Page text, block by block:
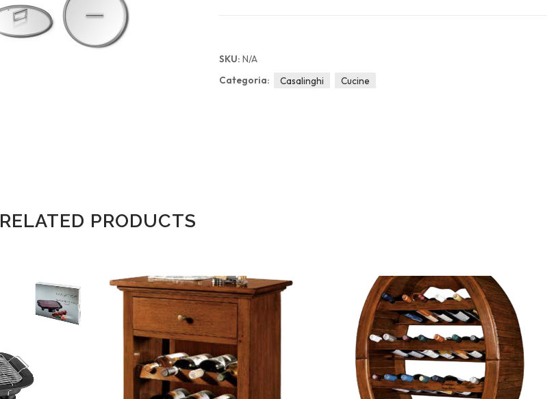
SKU: N/A
Categoria:
Casalinghi Cucine
RELATED PRODUCTS